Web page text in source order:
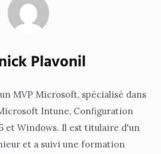
Plavonil
MVP Microsoft, spécialisé dans
Intune, Configuration
et Windows. Il est titulaire d'un
et a suivi une formation